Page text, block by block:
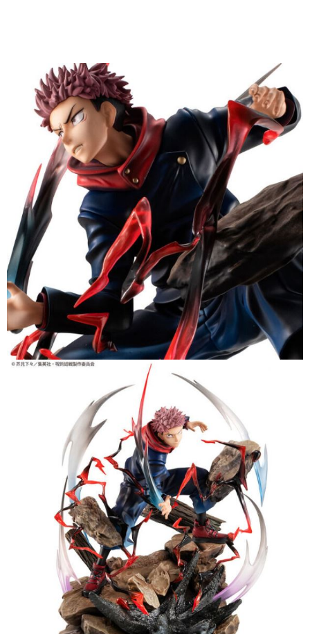
2.基於同意付款使用「大哥付你分期」之契約關係目的，商店將以您的個人
資料（包含姓名、電話或地址）提供予台灣大哥大進項蒐集、處理及利用，
由本公司與您本人進行分期帳單所需資料之確認、核對及更正。
3.完整用戶服務條款，請詳閱以下連結：
https://oppay.tw/userRule